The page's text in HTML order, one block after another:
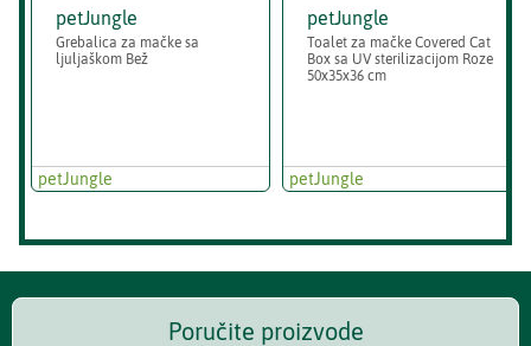
petJungle
Grebalica za mačke sa
ljuljaškom Bež
petJungle
petJungle
Toalet za mačke Covered Cat
Box sa UV sterilizacijom Roze
50x35x36 cm
petJungle
Poručite proizvode